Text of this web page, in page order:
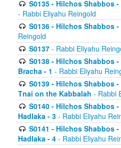
S0135 - Hilchos Shabbos
- Rabbi Eliyahu Reingold
S0136 - Hilchos Shabbos
Reingold
S0137- Rabbi Eliyahu
S0138 - Hilchos Shabbos
Bracha - 1 - Rabbi Eliyahu
S0139 - Hilchos Shabbos
Tnai on the Kabbalah - Rabbi
S0140 - Hilchos Shabbos
Hadlaka - 3 - Rabbi Eliyahu
S0141 - Hilchos Shabbos
Hadlaka - 4 - Rabbi Eliyahu